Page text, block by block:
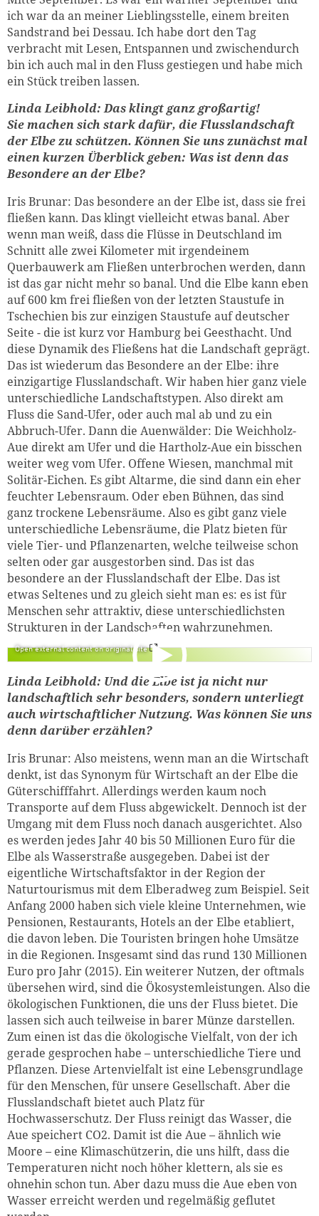
ich war da an meiner Lieblingsstelle, einem breiten
Sandstrand bei Dessau. Ich habe dort den Tag
verbracht mit Lesen, Entspannen und zwischendurch
bin ich auch mal in den Fluss gestiegen und habe mich
ein Stück treiben lassen.
Linda Leibhold: Das klingt ganz großartig!
Sie machen sich stark dafür, die Flusslandschaft
der Elbe zu schützen. Können Sie uns zunächst mal
einen kurzen Überblick geben: Was ist denn das
Besondere an der Elbe?
Iris Brunar: Das besondere an der Elbe ist, dass sie frei
fließen kann. Das klingt vielleicht etwas banal. Aber
wenn man weiß, dass die Flüsse in Deutschland im
Schnitt alle zwei Kilometer mit irgendeinem
Querbauwerk am Fließen unterbrochen werden, dann
ist das gar nicht mehr so banal. Und die Elbe kann eben
auf 600 km frei fließen von der letzten Staustufe in
Tschechien bis zur einzigen Staustufe auf deutscher
Seite - die ist kurz vor Hamburg bei Geesthacht. Und
diese Dynamik des Fließens hat die Landschaft geprägt.
Das ist wiederum das Besondere an der Elbe: ihre
einzigartige Flusslandschaft. Wir haben hier ganz viele
unterschiedliche Landschaftstypen. Also direkt am
Fluss die Sand-Ufer, oder auch mal ab und zu ein
Abbruch-Ufer. Dann die Auenwälder: Die Weichholz-
Aue direkt am Ufer und die Hartholz-Aue ein bisschen
weiter weg vom Ufer. Offene Wiesen, manchmal mit
Solitär-Eichen. Es gibt Altarme, die sind dann ein eher
feuchter Lebensraum. Oder eben Bühnen, das sind
ganz trockene Lebensräume. Also es gibt ganz viele
unterschiedliche Lebensräume, die Platz bieten für
viele Tier- und Pflanzenarten, welche teilweise schon
selten oder gar ausgestorben sind. Das ist das
besondere an der Flusslandschaft der Elbe. Das ist
etwas Seltenes und zu gleich sieht man es: es ist für
Menschen sehr attraktiv, diese unterschiedlichsten
Strukturen in der Landschaften wahrzunehmen.
Open external content on original site
Linda Leibhold: Und die Elbe ist ja nicht nur
landschaftlich sehr besonders, sondern unterliegt
auch wirtschaftlicher Nutzung. Was können Sie uns
denn darüber erzählen?
Iris Brunar: Also meistens, wenn man an die Wirtschaft
denkt, ist das Synonym für Wirtschaft an der Elbe die
Güterschifffahrt. Allerdings werden kaum noch
Transporte auf dem Fluss abgewickelt. Dennoch ist der
Umgang mit dem Fluss noch danach ausgerichtet. Also
es werden jedes Jahr 40 bis 50 Millionen Euro für die
Elbe als Wasserstraße ausgegeben. Dabei ist der
eigentliche Wirtschaftsfaktor in der Region der
Naturtourismus mit dem Elberadweg zum Beispiel. Seit
Anfang 2000 haben sich viele kleine Unternehmen, wie
Pensionen, Restaurants, Hotels an der Elbe etabliert,
die davon leben. Die Touristen bringen hohe Umsätze
in die Regionen. Insgesamt sind das rund 130 Millionen
Euro pro Jahr (2015). Ein weiterer Nutzen, der oftmals
übersehen wird, sind die Ökosystemleistungen. Also die
ökologischen Funktionen, die uns der Fluss bietet. Die
lassen sich auch teilweise in barer Münze darstellen.
Zum einen ist das die ökologische Vielfalt, von der ich
gerade gesprochen habe – unterschiedliche Tiere und
Pflanzen. Diese Artenvielfalt ist eine Lebensgrundlage
für den Menschen, für unsere Gesellschaft. Aber die
Flusslandschaft bietet auch Platz für
Hochwasserschutz. Der Fluss reinigt das Wasser, die
Aue speichert CO2. Damit ist die Aue – ähnlich wie
Moore – eine Klimaschützerin, die uns hilft, dass die
Temperaturen nicht noch höher klettern, als sie es
ohnehin schon tun. Aber dazu muss die Aue eben von
Wasser erreicht werden und regelmäßig geflutet